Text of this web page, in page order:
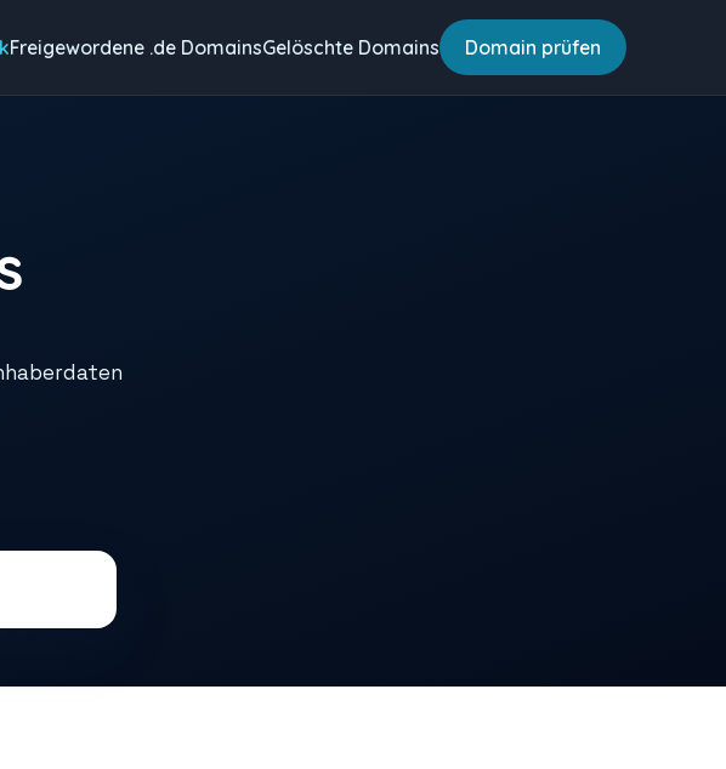
Freigewordene .de DomainsGelöschte Domains Domain prüfen